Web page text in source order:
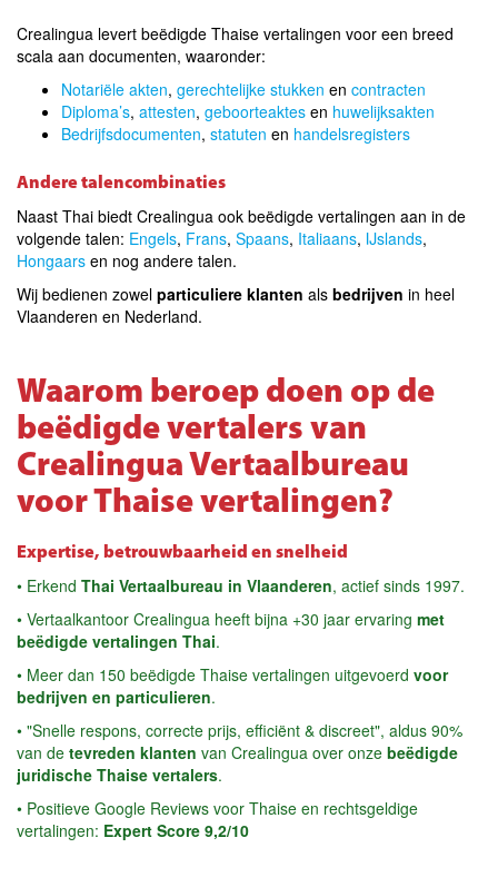
Crealingua levert beëdigde Thaise vertalingen voor een breed
scala aan documenten, waaronder:
Notariële akten, gerechtelijke stukken en contracten
Diploma’s, attesten, geboorteaktes en huwelijksakten
Bedrijfsdocumenten, statuten en handelsregisters
Andere talencombinaties
Naast Thai biedt Crealingua ook beëdigde vertalingen aan in de
volgende talen: Engels, Frans, Spaans, Italiaans, IJslands,
Hongaars en nog andere talen.
Wij bedienen zowel particuliere klanten als bedrijven in heel
Vlaanderen en Nederland.
Waarom beroep doen op de
beëdigde vertalers van
Crealingua Vertaalbureau
voor Thaise vertalingen?
Expertise, betrouwbaarheid en snelheid
• Erkend Thai Vertaalbureau in Vlaanderen, actief sinds 1997.
• Vertaalkantoor Crealingua heeft bijna +30 jaar ervaring met
beëdigde vertalingen Thai.
• Meer dan 150 beëdigde Thaise vertalingen uitgevoerd voor
bedrijven en particulieren.
• "Snelle respons, correcte prijs, efficiënt & discreet", aldus 90%
van de tevreden klanten van Crealingua over onze beëdigde
juridische Thaise vertalers.
• Positieve Google Reviews voor Thaise en rechtsgeldige
vertalingen: Expert Score 9,2/10